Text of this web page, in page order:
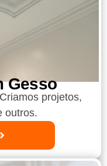
Gesso
projetos,
outros.